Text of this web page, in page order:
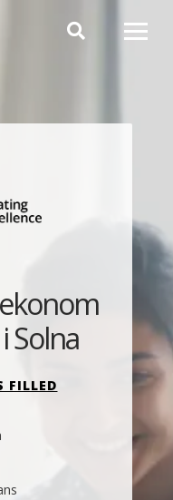
FILLED
Solna